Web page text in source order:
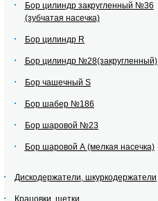
Бор цилиндр закругленный №36
(зубчатая насечка)
Бор цилиндр R
Бор цилиндр №28(закругленный)
Бор чашечный S
Бор шабер №186
Бор шаровой №23
Бор шаровой А (мелкая насечка)
Дискодержатели, шкуркодержатели
Крацовки, щетки